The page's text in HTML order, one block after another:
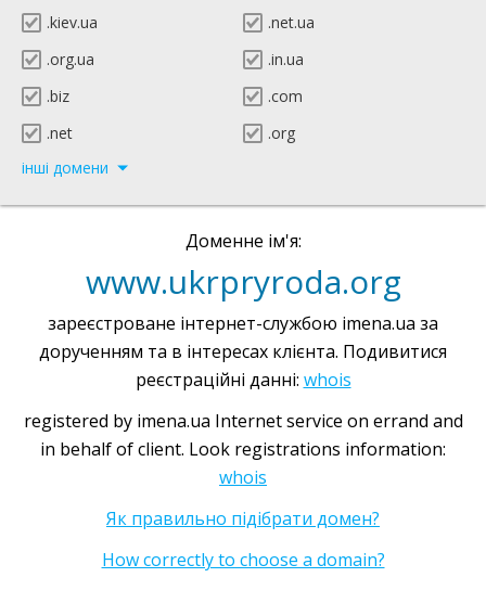
.kiev.ua
.net.ua
.org.ua
.in.ua
.biz
.com
.net
.org
інші домени
Доменне ім'я:
www.ukrpryroda.org
зареєстроване інтернет-службою imena.ua за
дорученням та в інтересах клієнта. Подивитися
реєстраційні данні: whois
registered by imena.ua Internet service on errand and
in behalf of client. Look registrations information:
whois
Як правильно підібрати домен?
How correctly to choose a domain?